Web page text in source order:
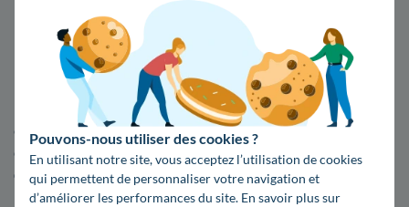
Pouvons-nous utiliser des cookies ?
En utilisant notre site, vous acceptez l’utilisation de cookies
qui permettent de personnaliser votre navigation et
d’améliorer les performances du site. En savoir plus sur
Les différents fournisseurs d'énergie aux
Pavillons-sous-Bois (93)
La souscription à un abonnement d'énergie est une opération
primordiale pour la mise en service de votre compteur
électrique. Suite à l'ouverture du marché de l'énergie à la
concurrence, on dénombre
une trentaine de fournisseurs
d'électricitéavec des contrats compétitifs. Si vous ne savez
pas quel fournisseur choisir, voici un répertoire de ceux que